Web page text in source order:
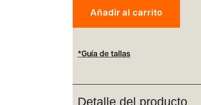
Añadir al carrito
*Guía de tallas
Detalle del producto